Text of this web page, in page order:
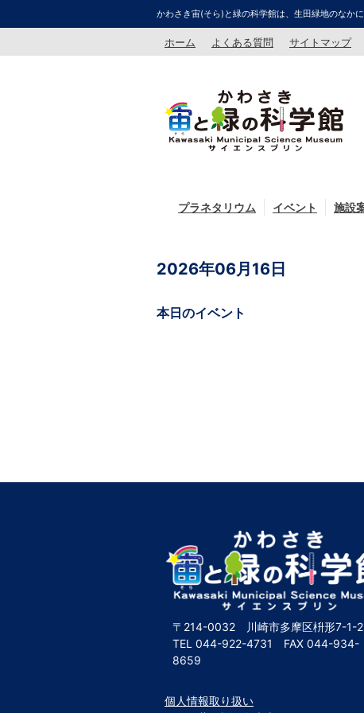
かわさき宙(そら)と緑の科学館は、生田緑地のなか
ホーム よくある質問 サイトマップ
プラネタリウム イベント 施設
2026年06月16日
本日のイベント
〒214-0032 川崎市多摩区枡形7-1-2
TEL 044-922-4731 FAX 044-934-
8659
個人情報取り扱い